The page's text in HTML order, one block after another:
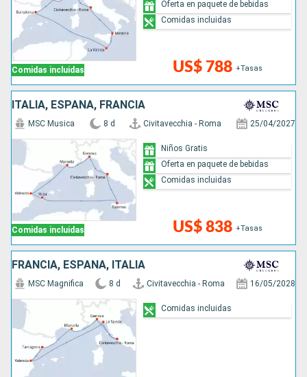
Comidas incluidas US$ 788 +Tasas
Oferta en paquete de bebidas
Comidas incluidas
ITALIA, ESPAÑA, FRANCIA
Comidas incluidas
MSC Musica 8 d Civitavecchia - Roma 25/04/2027
US$ 838 +Tasas
Niños Gratis
Oferta en paquete de bebidas
Comidas incluidas
FRANCIA, ESPAÑA, ITALIA
MSC Magnifica 8 d Civitavecchia - Roma 16/05/2028
Comidas incluidas